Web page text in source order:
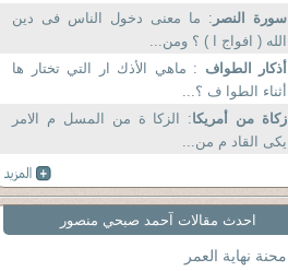
سورة النصر : ما معنى دخول الناس فى دين
الله ( افواج ا ) ؟ ومن...
أذكار الطواف : ماهي الأذك ار التي تختار ها
أثناء الطوا ف ؟...
زكاة من أمريكا: الزكا ة من المسل م الامر
يكى القاد م من...
احدث مقالات آحمد صبحي منصور
محنة نهاية العمر